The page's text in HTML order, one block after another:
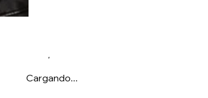
Cargando...